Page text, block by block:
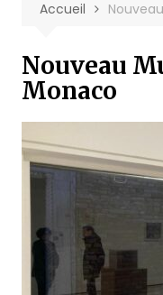
Accueil
Nouveau
Monaco